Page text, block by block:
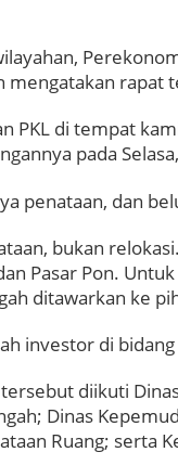
mengatakan
PKL di tempat
pada
penataan, dan
bukan
Pasar Pon.
ditawarkan ke
investor di
diikuti
Dinas
Ruang; serta